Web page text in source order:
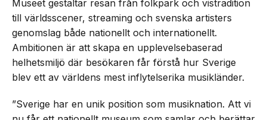
Museet gestaltar resan från folkpark och vistradition
till världsscener, streaming och svenska artisters
genomslag både nationellt och internationellt.
Ambitionen är att skapa en upplevelsebaserad
helhetsmiljö där besökaren får förstå hur Sverige
blev ett av världens mest inflytelserika musikländer.
”Sverige har en unik position som musiknation. Att vi